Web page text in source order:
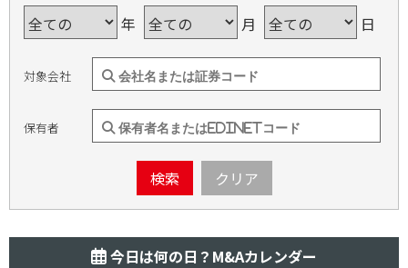
年 月 日
対象会社
保有者
検索 クリア
今日は何の日？M&Aカレンダー